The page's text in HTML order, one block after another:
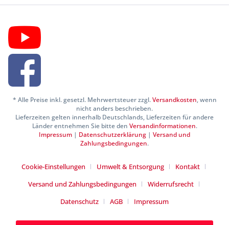
* Alle Preise inkl. gesetzl. Mehrwertsteuer zzgl.Versandkosten, wenn
nicht anders beschrieben.
Lieferzeiten gelten innerhalb Deutschlands, Lieferzeiten für andere
Länder entnehmen Sie bitte den Versandinformationen.
Impressum | Datenschutzerklärung | Versand und
Zahlungsbedingungen.
Cookie-Einstellungen Umwelt & Entsorgung
Kontakt
Versand und Zahlungsbedingungen
Widerrufsrecht
Datenschutz
AGB Impressum